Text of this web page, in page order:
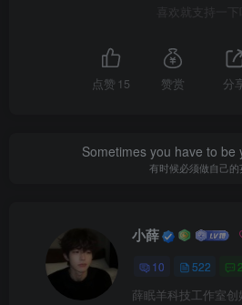
喜欢就支持一下
点赞 15 赞赏 分
Sometimes you have to be
有时候必须做自己的
小薛
10 522
薛眠羊科技工作室创